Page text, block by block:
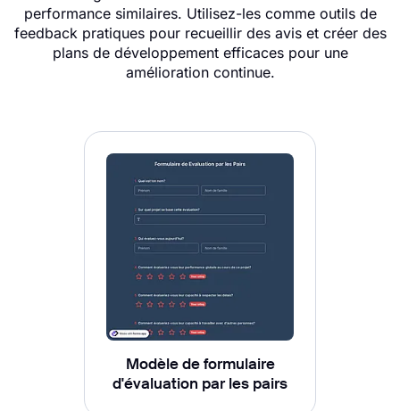
performance similaires. Utilisez-les comme outils de
feedback pratiques pour recueillir des avis et créer des
plans de développement efficaces pour une
amélioration continue.
Modèle de formulaire
d'évaluation par les pairs